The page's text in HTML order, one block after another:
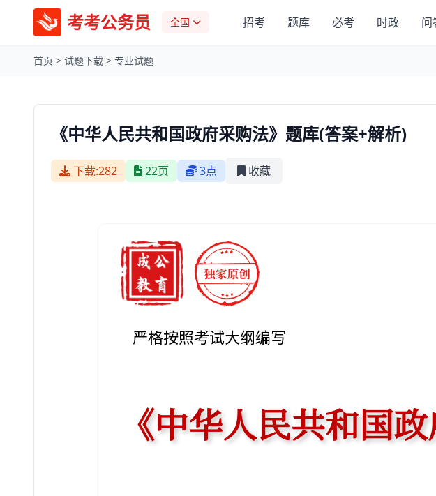
考考公务员 全国 招考 题库 必考 时政 问
首页 > 试题下载 > 专业试题
《中华人民共和国政府采购法》题库(答案+解析)
下载:282 22页 3点 收藏